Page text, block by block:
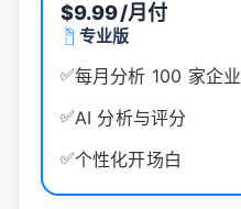
$9.99/月付
专业版
✅每月分析 100 家企业
✅AI 分析与评分
✅个性化开场白